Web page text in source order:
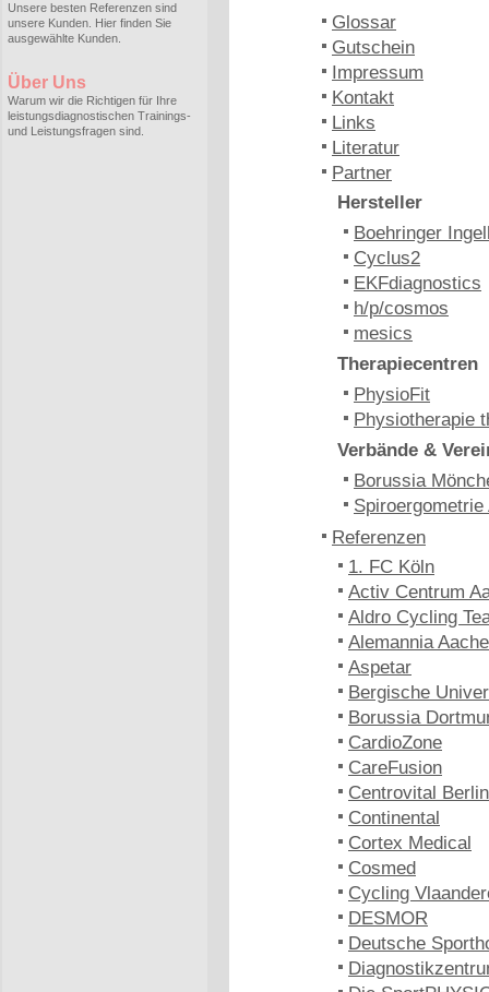
Unsere besten Referenzen sind
unsere Kunden. Hier finden Sie
ausgewählte Kunden.
Über Uns
Warum wir die Richtigen für Ihre
leistungsdiagnostischen Trainings-
und Leistungsfragen sind.
Glossar
Gutschein
Impressum
Kontakt
Links
Literatur
Partner
Hersteller
Boehringer
Cyclus2
EKFdiagnostics
h/p/cosmos
mesics
Therapiecentren
PhysioFit
Physiotherapie
Verbände &
Borussia
Spiroergometrie
Referenzen
1. FC Köln
Activ Centrum
Aldro Cycling
Alemannia
Aspetar
Bergische
Borussia
CardioZone
CareFusion
Centrovital Berlin
Continental
Cortex Medical
Cosmed
Cycling
DESMOR
Deutsche